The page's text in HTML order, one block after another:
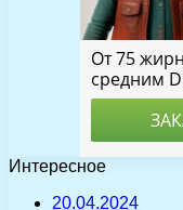
Интересное
20.04.2024